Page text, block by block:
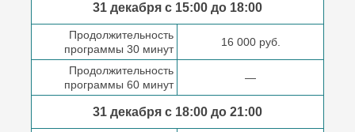
31 декабря с 15:00 до 18:00
Продолжительность
программы 30 минут
16 000 руб.
Продолжительность
программы 60 минут
—
31 декабря с 18:00 до 21:00